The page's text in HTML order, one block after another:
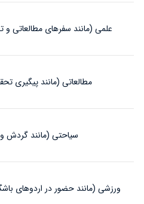
علمی (مانند سفرهای مطالعاتی
مطالعاتی (مانند پیگیری
سیاحتی (مانند گردش و
ورزشی (مانند حضور در اردوهای